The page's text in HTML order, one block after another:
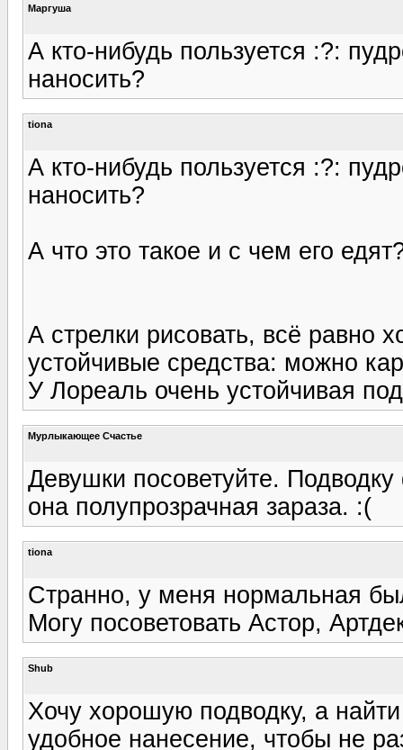
Маргуша
А кто-нибудь пользуется :?:
наносить?
tiona
А кто-нибудь пользуется :?:
наносить?
А что это такое и с чем его
А стрелки рисовать, всё равно
устойчивые средства: можно
У Лореаль очень устойчивая
Мурлыкающее Счастье
Девушки посоветуйте.
она полупрозрачная зараза. :(
tiona
Cтранно, у меня нормальная
Могу посоветовать Астор,
Shub
Хочу хорошую подводку, а
удобное нанесение, чтобы не